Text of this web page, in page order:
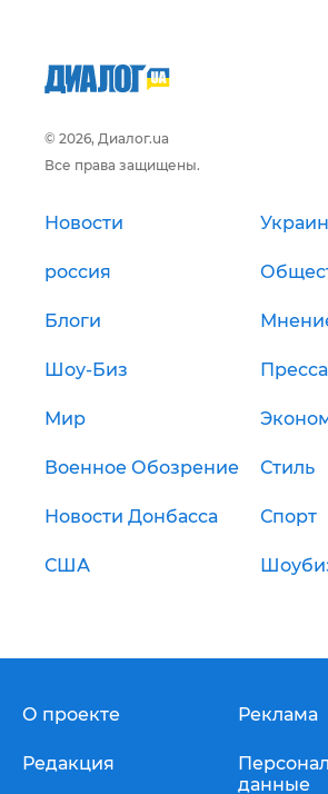
© 2026, Диалог.ua
Все права защищены.
Новости
россия
Блоги
Шоу-Биз Пресса
Мир
Военное Обозрение Стиль
Новости Донбасса Спорт
США
О проекте
Редакция
Реклама
данные